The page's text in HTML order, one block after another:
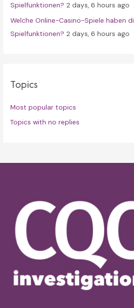
Spielfunktionen? 2 days, 6 hours ago
Welche Online-Casino-Spiele haben
Spielfunktionen? 2 days, 6 hours ago
Topics
Most popular topics
Topics with no replies